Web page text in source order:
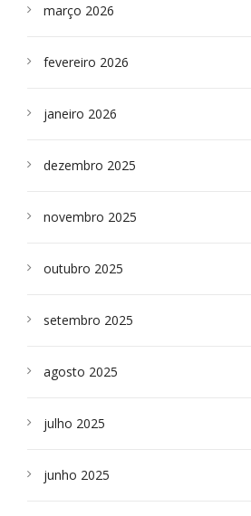
março 2026
fevereiro 2026
janeiro 2026
dezembro 2025
novembro 2025
outubro 2025
setembro 2025
agosto 2025
julho 2025
junho 2025